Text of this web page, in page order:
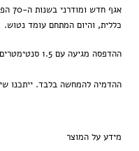
כללית, והיום המתחם עומד נטוש.
ההדפסה מגיעה עם 1.5 סנטימטרים של שוליים לבנים הנכללים בגודל ההדפסה
ההדמיה להמחשה בלבד. ייתכנו
מידע על המוצר